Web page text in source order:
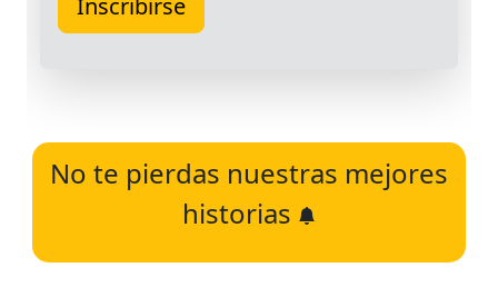
No te pierdas nuestras mejores
historias